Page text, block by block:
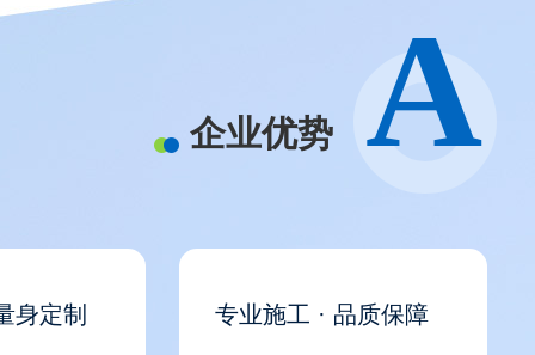
企业优势 A
身定制 专业施工 · 品质保障